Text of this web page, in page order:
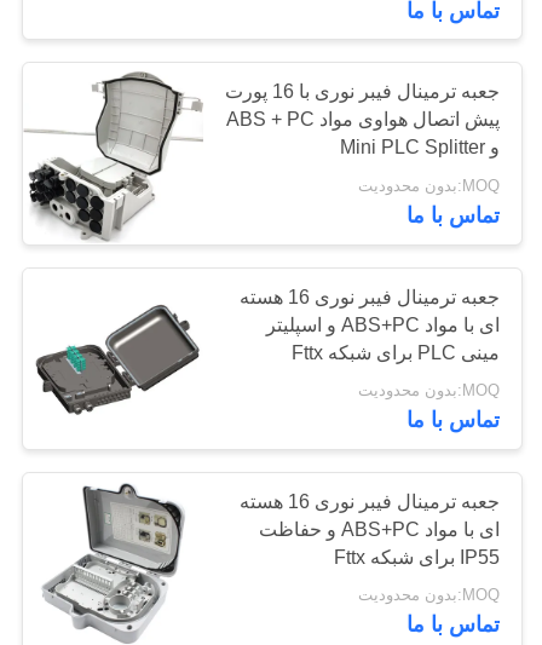
کابل کواکسیال CCTV
کابل کواکسیال CATV
فرستنده و گیرنده
فیبر نوری
30
تماس با ما
جعبه ترمینال فیبر نوری با 16 پورت
پیش اتصال هواوی مواد ABS + PC
و Mini PLC Splitter
MOQ:بدون محدودیت
تماس با ما
جعبه ترمینال فیبر نوری 16 هسته
ای با مواد ABS+PC و اسپلیتر
مینی PLC برای شبکه Fttx
MOQ:بدون محدودیت
تماس با ما
جعبه ترمینال فیبر نوری 16 هسته
ای با مواد ABS+PC و حفاظت
IP55 برای شبکه Fttx
MOQ:بدون محدودیت
تماس با ما